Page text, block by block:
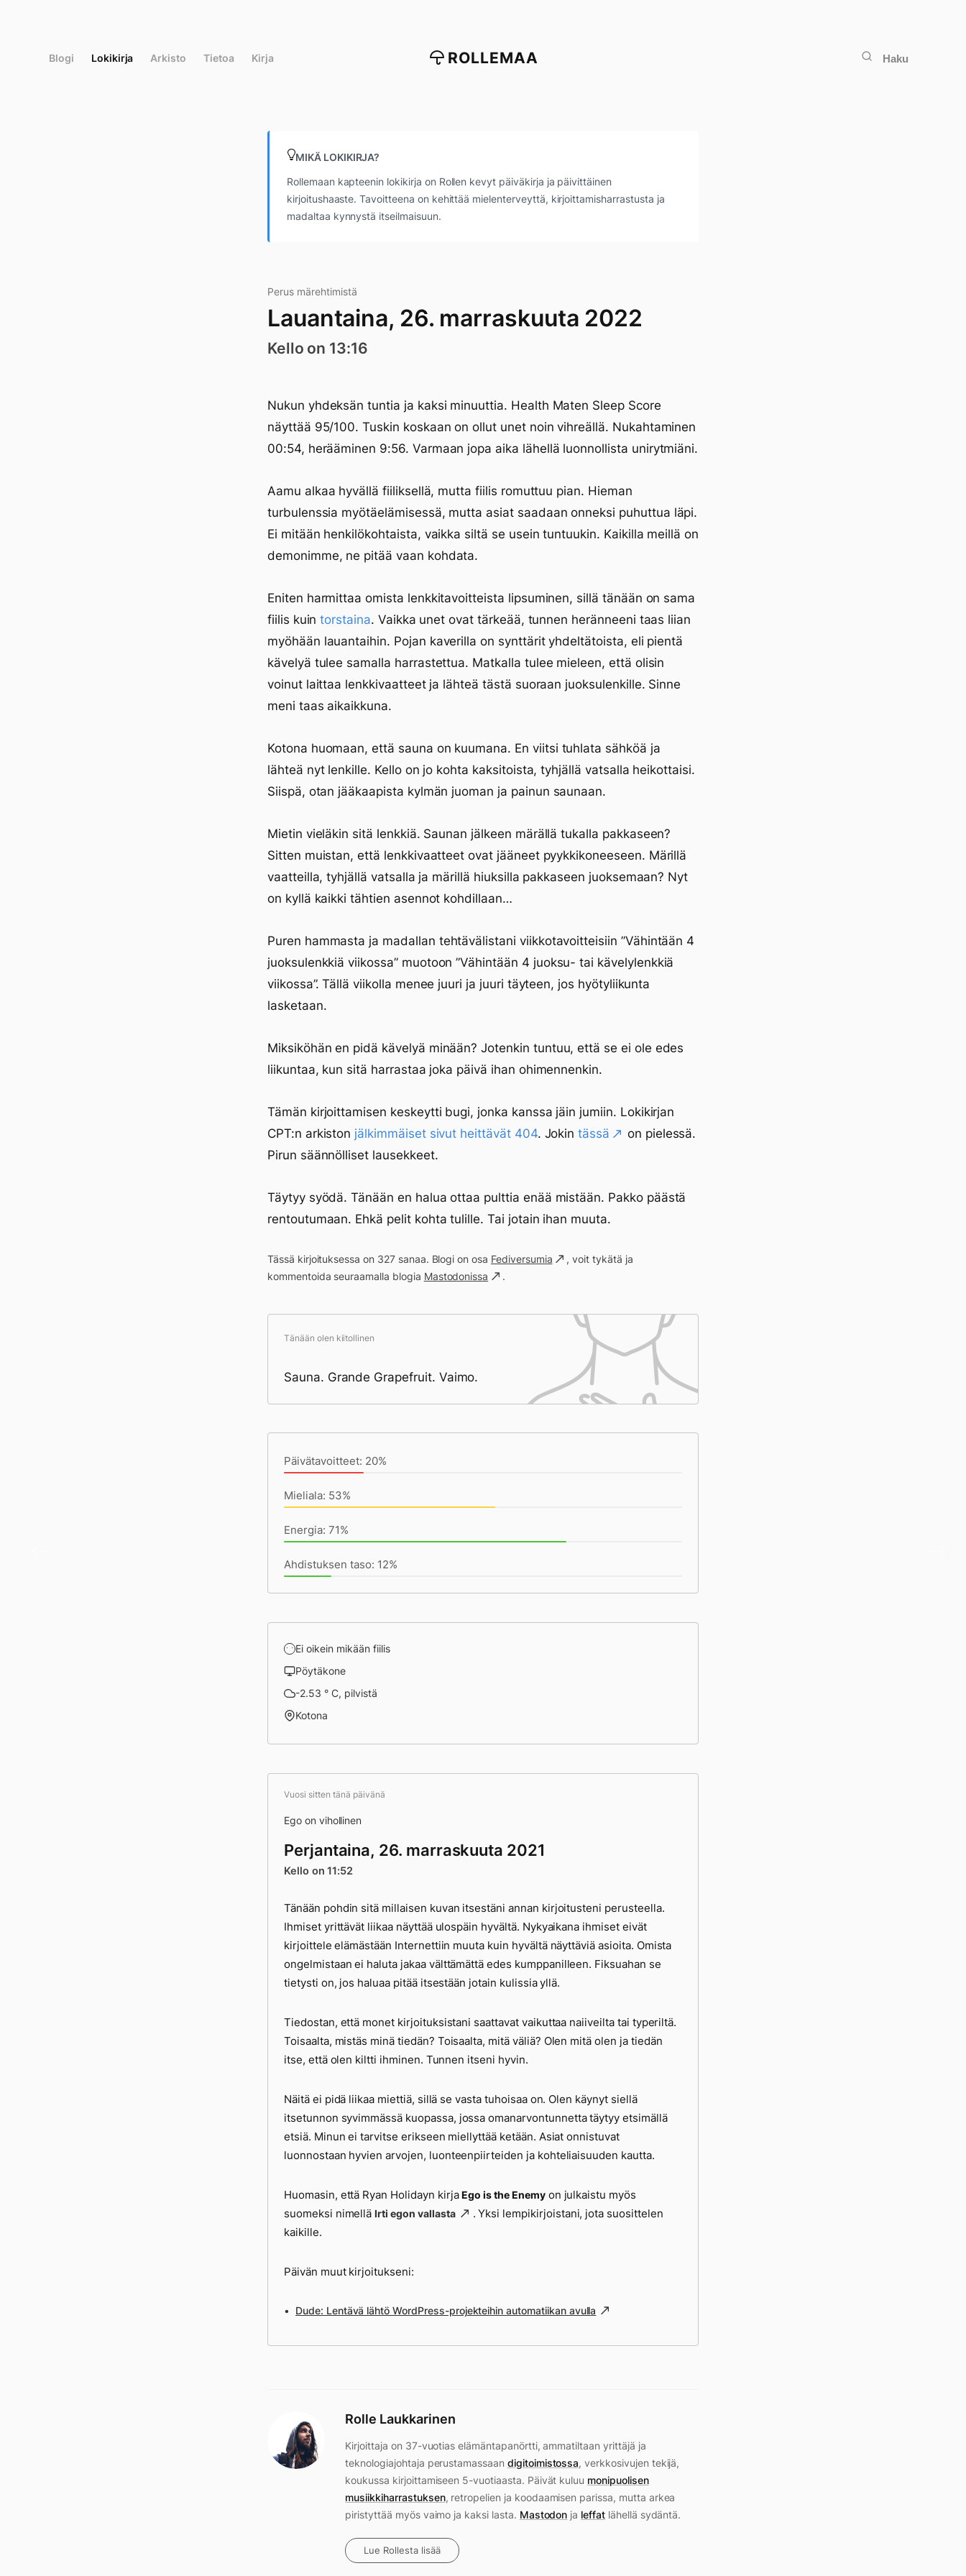
Blogi Lokikirja Arkisto Tietoa Kirja ROLLEMAA Haku
MIKÄ LOKIKIRJA?
Rollemaan kapteenin lokikirja on Rollen kevyt päiväkirja ja päivittäinen
kirjoitushaaste. Tavoitteena on kehittää mielenterveyttä, kirjoittamisharrastusta ja
madaltaa kynnystä itseilmaisuun.
Perus märehtimistä
Lauantaina, 26. marraskuuta 2022
Kello on 13:16
Nukun yhdeksän tuntia ja kaksi minuuttia. Health Maten Sleep Score
näyttää 95/100. Tuskin koskaan on ollut unet noin vihreällä. Nukahtaminen
00:54, herääminen 9:56. Varmaan jopa aika lähellä luonnollista unirytmiäni.
Aamu alkaa hyvällä fiiliksellä, mutta fiilis romuttuu pian. Hieman
turbulenssia myötäelämisessä, mutta asiat saadaan onneksi puhuttua läpi.
Ei mitään henkilökohtaista, vaikka siltä se usein tuntuukin. Kaikilla meillä on
demonimme, ne pitää vaan kohdata.
Eniten harmittaa omista lenkkitavoitteista lipsuminen, sillä tänään on sama
fiilis kuintorstaina. Vaikka unet ovat tärkeää, tunnen heränneeni taas liian
myöhään lauantaihin. Pojan kaverilla on synttärit yhdeltätoista, eli pientä
kävelyä tulee samalla harrastettua. Matkalla tulee mieleen, että olisin
voinut laittaa lenkkivaatteet ja lähteä tästä suoraan juoksulenkille. Sinne
meni taas aikaikkuna.
Kotona huomaan, että sauna on kuumana. En viitsi tuhlata sähköä ja
lähteä nyt lenkille. Kello on jo kohta kaksitoista, tyhjällä vatsalla heikottaisi.
Siispä, otan jääkaapista kylmän juoman ja painun saunaan.
Mietin vieläkin sitä lenkkiä. Saunan jälkeen märällä tukalla pakkaseen?
Sitten muistan, että lenkkivaatteet ovat jääneet pyykkikoneeseen. Märillä
vaatteilla, tyhjällä vatsalla ja märillä hiuksilla pakkaseen juoksemaan? Nyt
on kyllä kaikki tähtien asennot kohdillaan…
Puren hammasta ja madallan tehtävälistani viikkotavoitteisiin ”Vähintään 4
juoksulenkkiä viikossa” muotoon ”Vähintään 4 juoksu- tai kävelylenkkiä
viikossa”. Tällä viikolla menee juuri ja juuri täyteen, jos hyötyliikunta
lasketaan.
Miksiköhän en pidä kävelyä minään? Jotenkin tuntuu, että se ei ole edes
liikuntaa, kun sitä harrastaa joka päivä ihan ohimennenkin.
Tämän kirjoittamisen keskeytti bugi, jonka kanssa jäin jumiin. Lokikirjan
CPT:n arkiston jälkimmäiset sivut heittävät 404. Jokintässä
on pielessä.
Pirun säännölliset lausekkeet.
Täytyy syödä. Tänään en halua ottaa pulttia enää mistään. Pakko päästä
rentoutumaan. Ehkä pelit kohta tulille. Tai jotain ihan muuta.
Tässä kirjoituksessa on 327 sanaa. Blogi on osa Fediversumia
, voit tykätä ja
kommentoida seuraamalla blogia Mastodonissa .
Tänään olen kiitollinen
Sauna. Grande Grapefruit. Vaimo.
Päivätavoitteet: 20%
Mieliala: 53%
Energia: 71%
Ahdistuksen taso: 12%
Ei oikein mikään fiilis
Pöytäkone
-2.53 ° C, pilvistä
Kotona
Vuosi sitten tänä päivänä
Ego on vihollinen
Perjantaina, 26. marraskuuta 2021
Kello on 11:52
Tänään pohdin sitä millaisen kuvan itsestäni annan kirjoitusteni perusteella.
Ihmiset yrittävät liikaa näyttää ulospäin hyvältä. Nykyaikana ihmiset eivät
kirjoittele elämästään Internettiin muuta kuin hyvältä näyttäviä asioita. Omista
ongelmistaan ei haluta jakaa välttämättä edes kumppanilleen. Fiksuahan se
tietysti on, jos haluaa pitää itsestään jotain kulissia yllä.
Tiedostan, että monet kirjoituksistani saattavat vaikuttaa naiiveilta tai typeriltä.
Toisaalta, mistäs minä tiedän? Toisaalta, mitä väliä? Olen mitä olen ja tiedän
itse, että olen kiltti ihminen. Tunnen itseni hyvin.
Näitä ei pidä liikaa miettiä, sillä se vasta tuhoisaa on. Olen käynyt siellä
itsetunnon syvimmässä kuopassa, jossa omanarvontunnetta täytyy etsimällä
etsiä. Minun ei tarvitse erikseen miellyttää ketään. Asiat onnistuvat
luonnostaan hyvien arvojen, luonteenpiirteiden ja kohteliaisuuden kautta.
Huomasin, että Ryan Holidayn kirjaEgo is the Enemyon julkaistu myös
suomeksi nimellä Irti egon vallasta
. Yksi lempikirjoistani, jota suosittelen
kaikille.
Päivän muut kirjoitukseni:
Dude: Lentävä lähtö WordPress-projekteihin automatiikan avulla
Rolle Laukkarinen
Kirjoittaja on 37-vuotias elämäntapanörtti, ammatiltaan yrittäjä ja
teknologiajohtaja perustamassaan digitoimistossa, verkkosivujen tekijä,
koukussa kirjoittamiseen 5-vuotiaasta. Päivät kuluu monipuolisen
musiikkiharrastuksen, retropelien ja koodaamisen parissa, mutta arkea
piristyttää myös vaimo ja kaksi lasta. Mastodon ja leffatlähellä sydäntä.
Lue Rollesta lisää
Ensimmäinen adventtisunnuntai